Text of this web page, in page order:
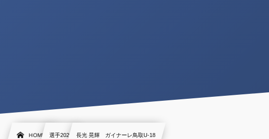
HOME 選手2020 長光 晃輝 ガイナーレ鳥取U-18